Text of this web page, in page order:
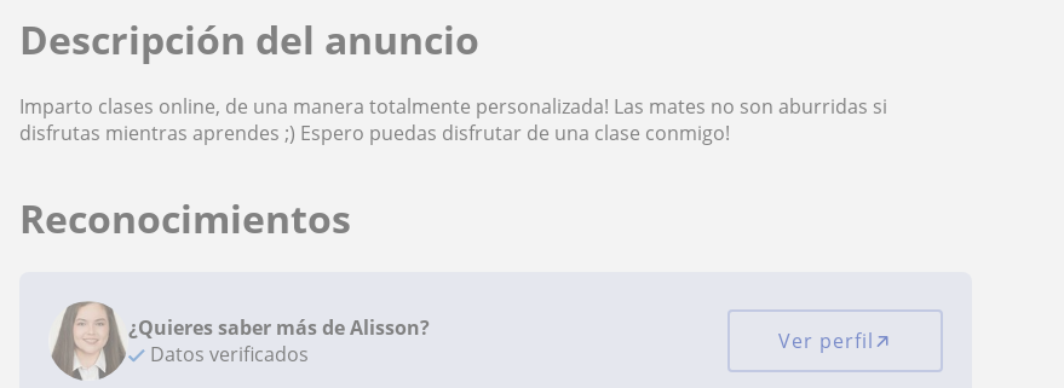
Descripción del anuncio
Imparto clases online, de una manera totalmente personalizada! Las mates no son aburridas si
disfrutas mientras aprendes ;) Espero puedas disfrutar de una clase conmigo!
Reconocimientos
¿Quieres saber más de Alisson?
Datos verificados
Ver perfil